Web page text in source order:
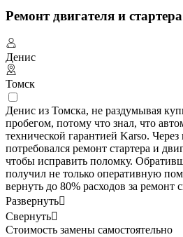
Ремонт двигателя и
Денис
Томск
Денис из Томска, не раздумывая
пробегом, потому что знал, что
технической гарантией Karso.
потребовался ремонт стартера и
чтобы исправить поломку.
получил не только оперативную
вернуть до 80% расходов за ремонт
Развернуть
Свернуть
Стоимость замены самостоятельно